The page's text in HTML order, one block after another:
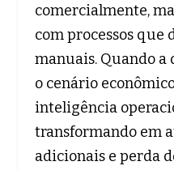
comercialmente,
com processos que
manuais. Quando a
o cenário
inteligência
transformando em
adicionais e perda